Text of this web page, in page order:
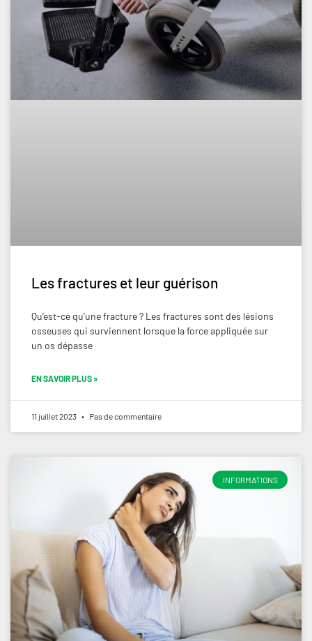
Les fractures et leur guérison
Qu’est-ce qu’une fracture ? Les fractures sont des lésions
osseuses qui surviennent lorsque la force appliquée sur
un os dépasse
EN SAVOIR PLUS »
11 juillet 2023 Pas de commentaire
INFORMATIONS